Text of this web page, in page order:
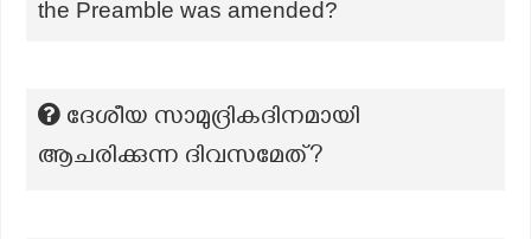
the Preamble was amended?
ദേശീയ സാമുദ്രികദിനമായി
ആചരിക്കുന്ന ദിവസമേത്?